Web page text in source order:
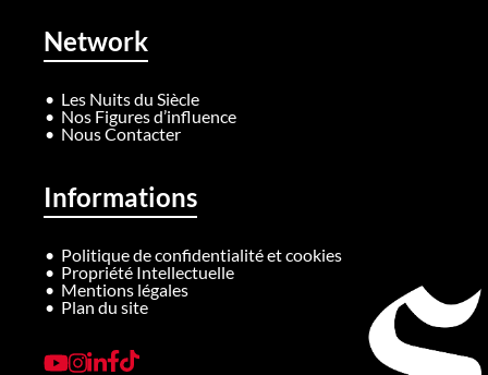
Network
Les Nuits du Siècle
Nos Figures d’influence
Nous Contacter
Informations
Politique de confidentialité et cookies
Propriété Intellectuelle
Mentions légales
Plan du site